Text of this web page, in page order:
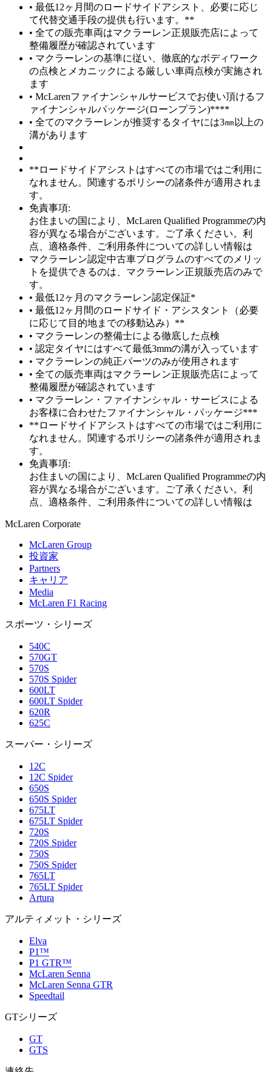
• 最低12ヶ月間のロードサイドアシスト、必要に応じ
て代替交通手段の提供も行います。**
• 全ての販売車両はマクラーレン正規販売店によって
整備履歴が確認されています
• マクラーレンの基準に従い、徹底的なボディワーク
の点検とメカニックによる厳しい車両点検が実施され
ます
• McLarenファイナンシャルサービスでお使い頂けるフ
ァイナンシャルパッケージ(ローンプラン)****
• 全てのマクラーレンが推奨するタイヤには3㎜以上の
溝があります
**ロードサイドアシストはすべての市場ではご利用に
なれません。関連するポリシーの諸条件が適用されま
す。
免責事項:
お住まいの国により、McLaren Qualified Programmeの内
容が異なる場合がございます。ご了承ください。利
点、適格条件、ご利用条件についての詳しい情報は
マクラーレン認定中古車プログラムのすべてのメリッ
トを提供できるのは、マクラーレン正規販売店のみで
す。
• 最低12ヶ月のマクラーレン認定保証*
• 最低12ヶ月間のロードサイド・アシスタント（必要
に応じて目的地までの移動込み）**
• マクラーレンの整備士による徹底した点検
• 認定タイヤにはすべて最低3mmの溝が入っています
• マクラーレンの純正パーツのみが使用されます
• 全ての販売車両はマクラーレン正規販売店によって
整備履歴が確認されています
• マクラーレン・ファイナンシャル・サービスによる
お客様に合わせたファイナンシャル・パッケージ***
**ロードサイドアシストはすべての市場ではご利用に
なれません。関連するポリシーの諸条件が適用されま
す。
免責事項:
お住まいの国により、McLaren Qualified Programmeの内
容が異なる場合がございます。ご了承ください。利
点、適格条件、ご利用条件についての詳しい情報は
McLaren Corporate
McLaren Group
投資家
Partners
キャリア
Media
McLaren F1 Racing
スポーツ・シリーズ
540C
570GT
570S
570S Spider
600LT
600LT Spider
620R
625C
スーパー・シリーズ
12C
12C Spider
650S
650S Spider
675LT
675LT Spider
720S
720S Spider
750S
750S Spider
765LT
765LT Spider
Artura
アルティメット・シリーズ
Elva
P1™
P1 GTR™
McLaren Senna
McLaren Senna GTR
Speedtail
GTシリーズ
GT
GTS